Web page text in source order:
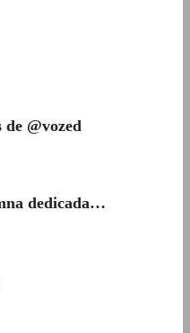
@vozed
dedicada…